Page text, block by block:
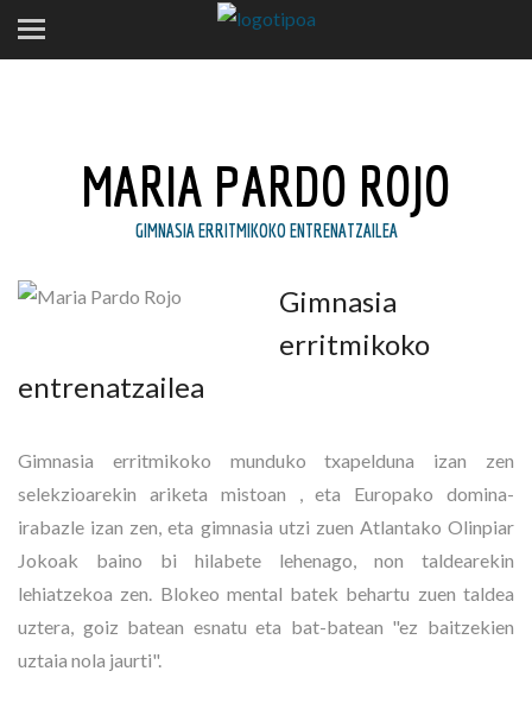
MARIA PARDO ROJO
GIMNASIA ERRITMIKOKO ENTRENATZAILEA
Gimnasia
erritmikoko
entrenatzailea
Gimnasia erritmikoko munduko txapelduna izan zen
selekzioarekin
ariketa mistoan , eta
Europako domina-
irabazle izan zen, eta gimnasia utzi zuen Atlantako Olinpiar
Jokoak baino bi hilabete lehenago, non taldearekin
lehiatzekoa zen. Blokeo mental batek behartu zuen taldea
uztera, goiz batean esnatu eta bat-batean "ez baitzekien
uztaia nola jaurti".